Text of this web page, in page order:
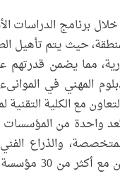
برنامج الدراسات
حيث يتم تأهيل
مما يضمن
المهني في
مع الكلية التقنية
واحدة من المؤسسات
والذراع
وأضاف أن